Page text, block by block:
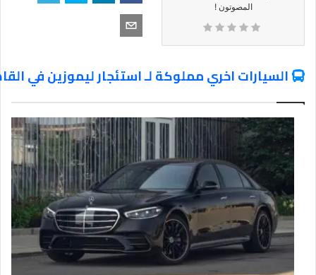
المصوتون !
السيارات اخري مملوكة لـ استئجار ليموزين في